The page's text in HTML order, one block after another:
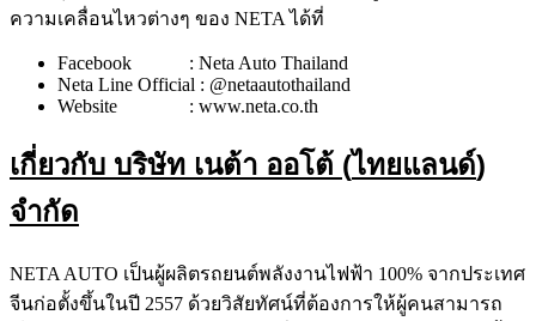
ความเคลื่อนไหวต่างๆ ของ NETA ได้ที่
Facebook : Neta Auto Thailand
Neta Line Official : @netaautothailand
Website : www.neta.co.th
เกี่ยวกับ บริษัท เนต้า ออโต้ (ไทยแลนด์)
จำกัด
NETA AUTO เป็นผู้ผลิตรถยนต์พลังงานไฟฟ้า 100% จากประเทศ
จีนก่อตั้งขึ้นในปี 2557 ด้วยวิสัยทัศน์ที่ต้องการให้ผู้คนสามารถ